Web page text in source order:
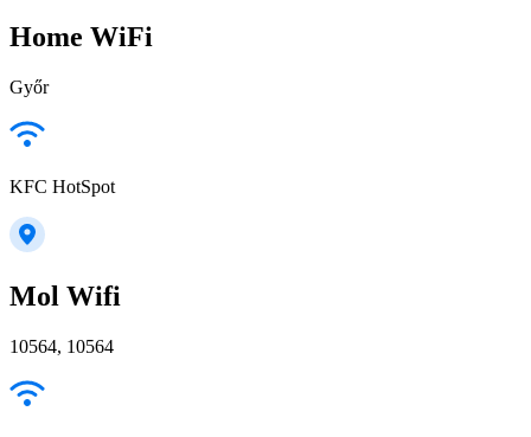
Home WiFi
Győr
KFC HotSpot
Mol Wifi
10564, 10564